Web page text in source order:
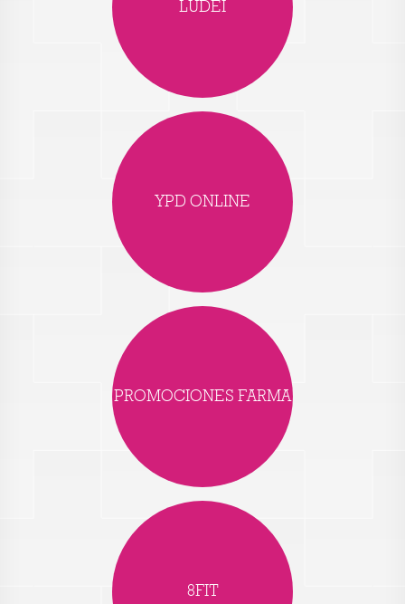
LUDEI
YPD ONLINE
PROMOCIONES FARMA
8FIT